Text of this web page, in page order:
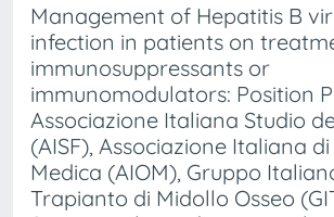
Management of Hepatitis B
infection in patients on
immunosuppressants or
immunomodulators: Position
Associazione Italiana Studio
(AISF), Associazione Italiana
Medica (AIOM), Gruppo
Trapianto di Midollo Osseo